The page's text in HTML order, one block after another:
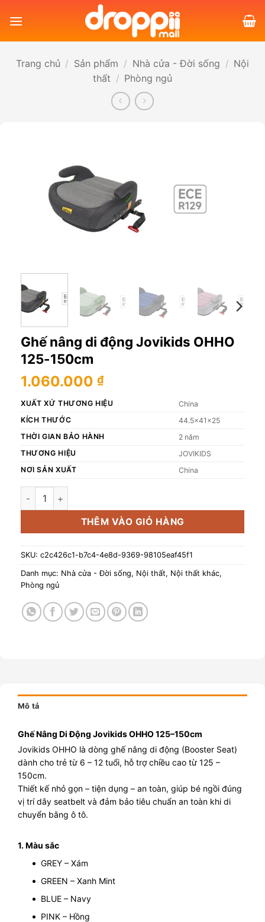
qua
Trang chủ / Sản phẩm / Nhà cửa - Đời sống / Nội
thất / Phòng ngủ
Ghế nâng di động Jovikids OHHO
125-150cm
1.060.000 ₫
XUẤT XỨ THƯƠNG HIỆU
China
KÍCH THƯỚC
44.5x41x25
THỜI GIAN BẢO HÀNH
2 năm
THƯƠNG HIỆU
JOVIKIDS
NƠI SẢN XUẤT
China
Ghế nâng di động Jovikids OHHO 125-150cm số lượng
THÊM VÀO GIỎ HÀNG
SKU: c2c426c1-b7c4-4e8d-9369-98105eaf45f1
Danh mục: Nhà cửa - Đời sống, Nội thất, Nội thất khác,
Phòng ngủ
Mô tả
Ghế Nâng Di Động Jovikids OHHO 125–150cm
Jovikids OHHO là dòng ghế nâng di động (Booster Seat)
dành cho trẻ từ 6 – 12 tuổi, hỗ trợ chiều cao từ 125 –
150cm.
Thiết kế nhỏ gọn – tiện dụng – an toàn, giúp bé ngồi đúng
vị trí dây seatbelt và đảm bảo tiêu chuẩn an toàn khi di
chuyển bằng ô tô.
1. Màu sắc
GREY – Xám
GREEN – Xanh Mint
BLUE – Navy
PINK – Hồng